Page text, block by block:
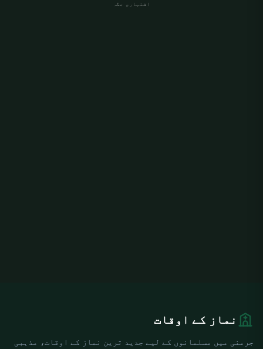
اشتہاری جگہ
نماز کے اوقات
جرمنی میں مسلمانوں کے لیے جدید ترین نماز کے اوقات، مذہبی